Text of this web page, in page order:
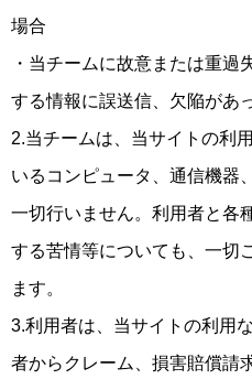
場合
・当チームに故意または重
する情報に誤送信、欠陥があ
2.当チームは、当サイトの利
いるコンピュータ、通信機器
一切行いません。利用者と各
する苦情等についても、一切
ます。
3.利用者は、当サイトの利用
者からクレーム、損害賠償請